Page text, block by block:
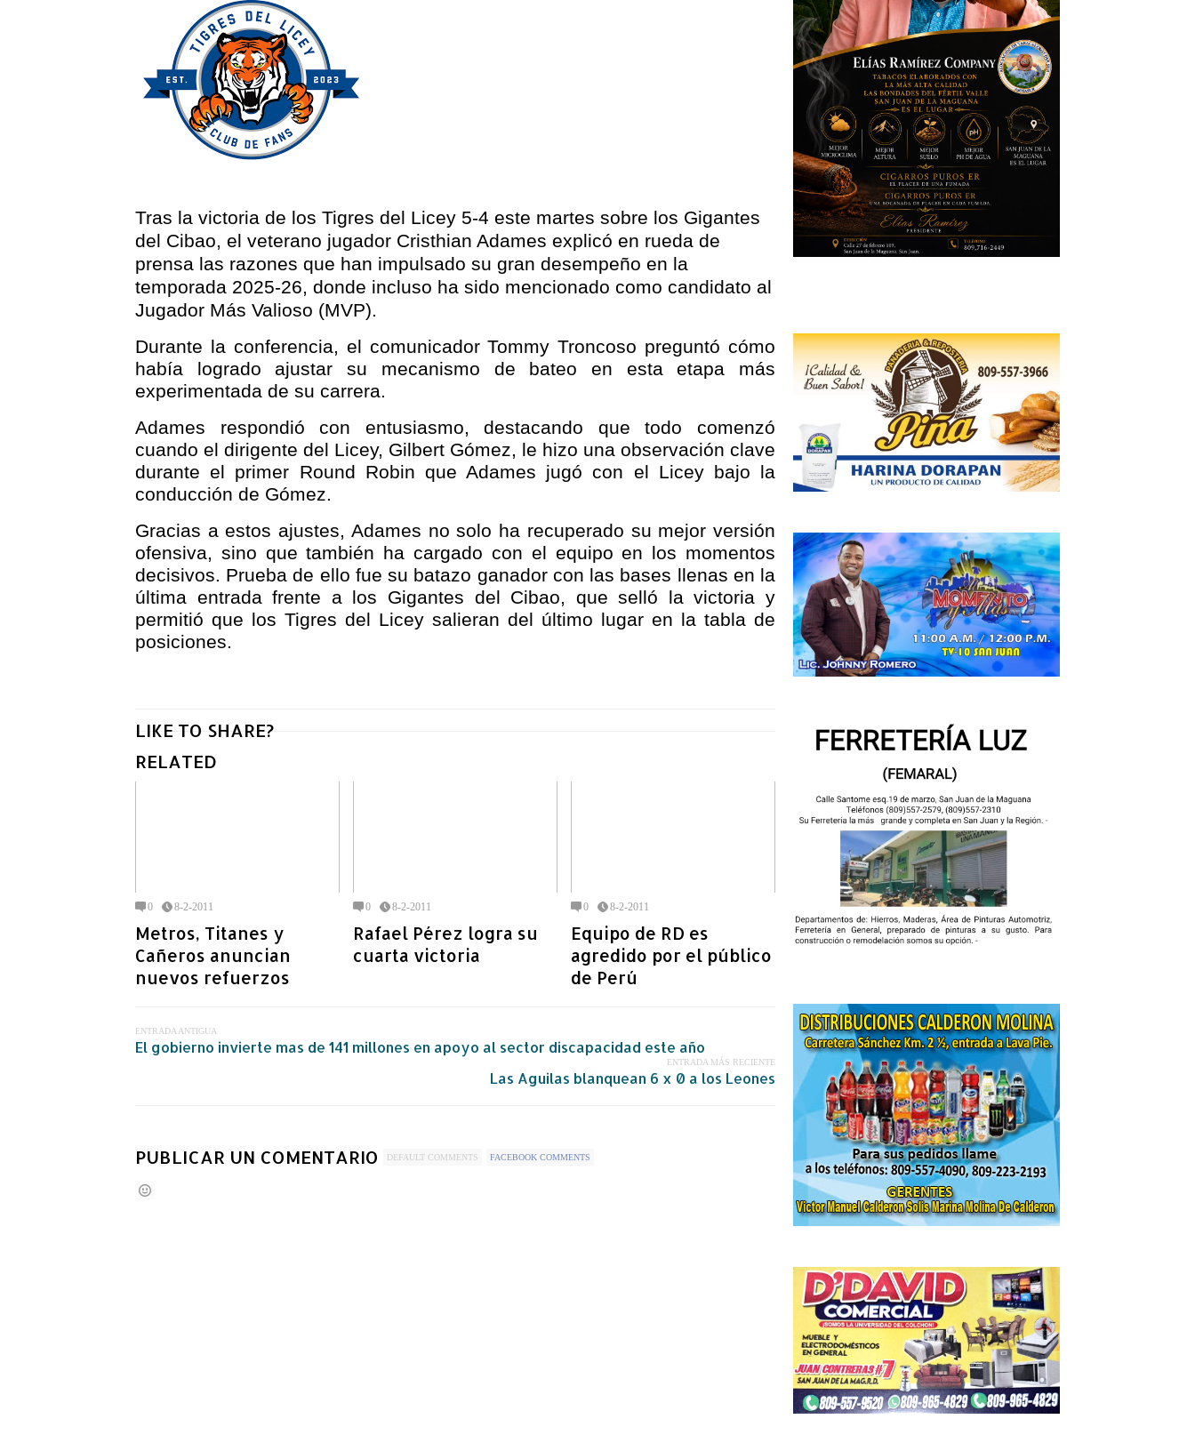
Tras la victoria de los Tigres del Licey 5-4 este martes sobre los Gigantes
del Cibao, el veterano jugador Cristhian Adames explicó en rueda de
prensa las razones que han impulsado su gran desempeño en la
temporada 2025-26, donde incluso ha sido mencionado como candidato al
Jugador Más Valioso (MVP).
Durante la conferencia, el comunicador Tommy Troncoso preguntó cómo
había logrado ajustar su mecanismo de bateo en esta etapa más
experimentada de su carrera.
Adames respondió con entusiasmo, destacando que todo comenzó
cuando el dirigente del Licey, Gilbert Gómez, le hizo una observación clave
durante el primer Round Robin que Adames jugó con el Licey bajo la
conducción de Gómez.
Gracias a estos ajustes, Adames no solo ha recuperado su mejor versión
ofensiva, sino que también ha cargado con el equipo en los momentos
decisivos. Prueba de ello fue su batazo ganador con las bases llenas en la
última entrada frente a los Gigantes del Cibao, que selló la victoria y
permitió que los Tigres del Licey salieran del último lugar en la tabla de
posiciones.
LIKE TO SHARE?
RELATED
0 8-2-2011
Metros, Titanes y
Cañeros anuncian
nuevos refuerzos
0 8-2-2011
Rafael Pérez logra su
cuarta victoria
0 8-2-2011
Equipo de RD es
agredido por el público
de Perú
ENTRADA ANTIGUA
El gobierno invierte mas de 141 millones en apoyo al sector discapacidad este año
ENTRADA MÁS RECIENTE
Las Aguilas blanquean 6 x 0 a los Leones
PUBLICAR UN COMENTARIO DEFAULT COMMENTS FACEBOOK COMMENTS